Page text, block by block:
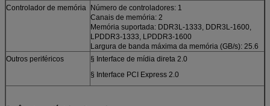
Controlador de memória Número de controladores: 1
Canais de memória: 2
Memória suportada: DDR3L-1333, DDR3L-1600,
LPDDR3-1333, LPDDR3-1600
Largura de banda máxima da memória (GB/s): 25.6
Outros periféricos
§ Interface de mídia direta 2.0
§ Interface PCI Express 2.0